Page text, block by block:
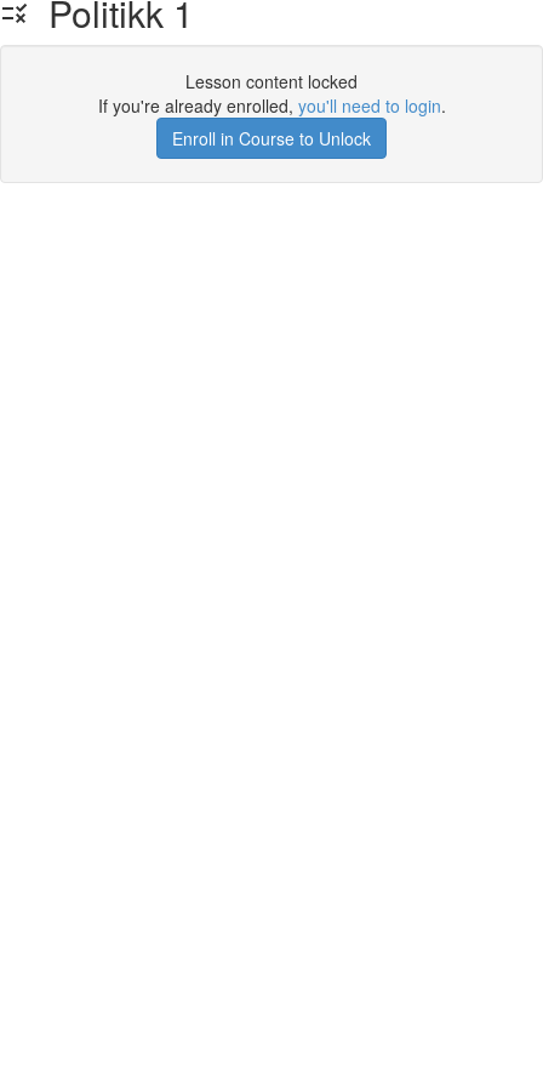
Politikk 1
Lesson content locked
If you're already enrolled, you'll need to login.
Enroll in Course to Unlock